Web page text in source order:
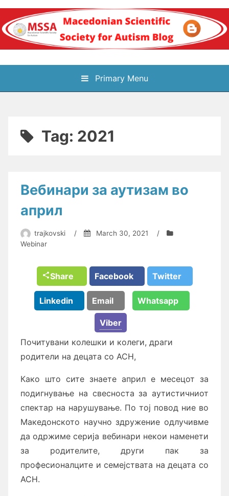
Skip
content
Блог на
Македонското научно
здружение за
Primary Menu
Tag: 2021
Вебинари за аутизам во
април
trajkovski / March 30, 2021
/
Webinar
Share Facebook Twitter
Linkedin Email Whatsapp
Viber
Почитувани колешки и колеги, драги
родители на децата со АСН,
Како што сите знаете април е месецот за
подигнување на свесноста за аутистичниот
спектар на нарушување. По тој повод ние во
Македонското научно здружение одлучивме
да одржиме серија вебинари некои наменети
за родителите, други пак за
професионалците и семејствата на децата со
АСН.